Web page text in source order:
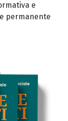
e
permanente